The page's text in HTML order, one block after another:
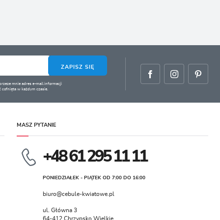
ZAPISZ SIĘ
mnie adres e-mail informacji
cofnięta w każdym czasie.
MASZ PYTANIE
+48 61 295 11 11
PONIEDZIAŁEK - PIĄTEK OD 7:00 DO 16:00
biuro@cebule-kwiatowe.pl
ul. Główna 3
64-412 Chrzypsko Wielkie